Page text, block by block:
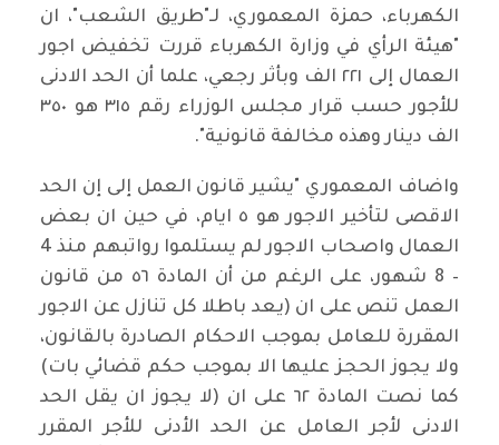
الكهرباء، حمزة المعموري، لـ"طريق الشعب"، ان
"هيئة الرأي في وزارة الكهرباء قررت تخفيض اجور
العمال إلى ٢٢١ الف وبأثر رجعي، علما أن الحد الادنى
للأجور حسب قرار مجلس الوزراء رقم ٣١٥ هو ٣٥٠
الف دينار وهذه مخالفة قانونية".
واضاف المعموري "يشير قانون العمل إلى إن الحد
الاقصى لتأخير الاجور هو ٥ ايام، في حين ان بعض
العمال واصحاب الاجور لم يستلموا رواتبهم منذ 4
– 8 شهور، على الرغم من أن المادة ٥٦ من قانون
العمل تنص على ان (يعد باطلا كل تنازل عن الاجور
المقررة للعامل بموجب الاحكام الصادرة بالقانون،
ولا يجوز الحجز عليها الا بموجب حكم قضائي بات)
كما نصت المادة ٦٢ على ان (لا يجوز ان يقل الحد
الادنى لأجر العامل عن الحد الأدنى للأجر المقرر